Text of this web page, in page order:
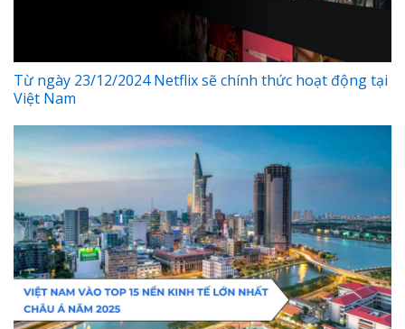
Từ ngày 23/12/2024 Netflix sẽ chính thức hoạt động tại
Việt Nam